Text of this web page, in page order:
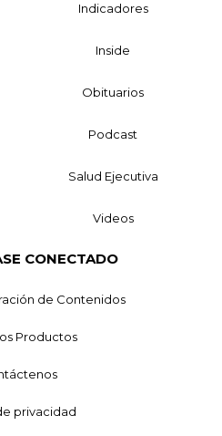
Indicadores
Inside
Obituarios
Podcast
Salud Ejecutiva
Videos
CONECTADO
de Contenidos
Productos
privacidad